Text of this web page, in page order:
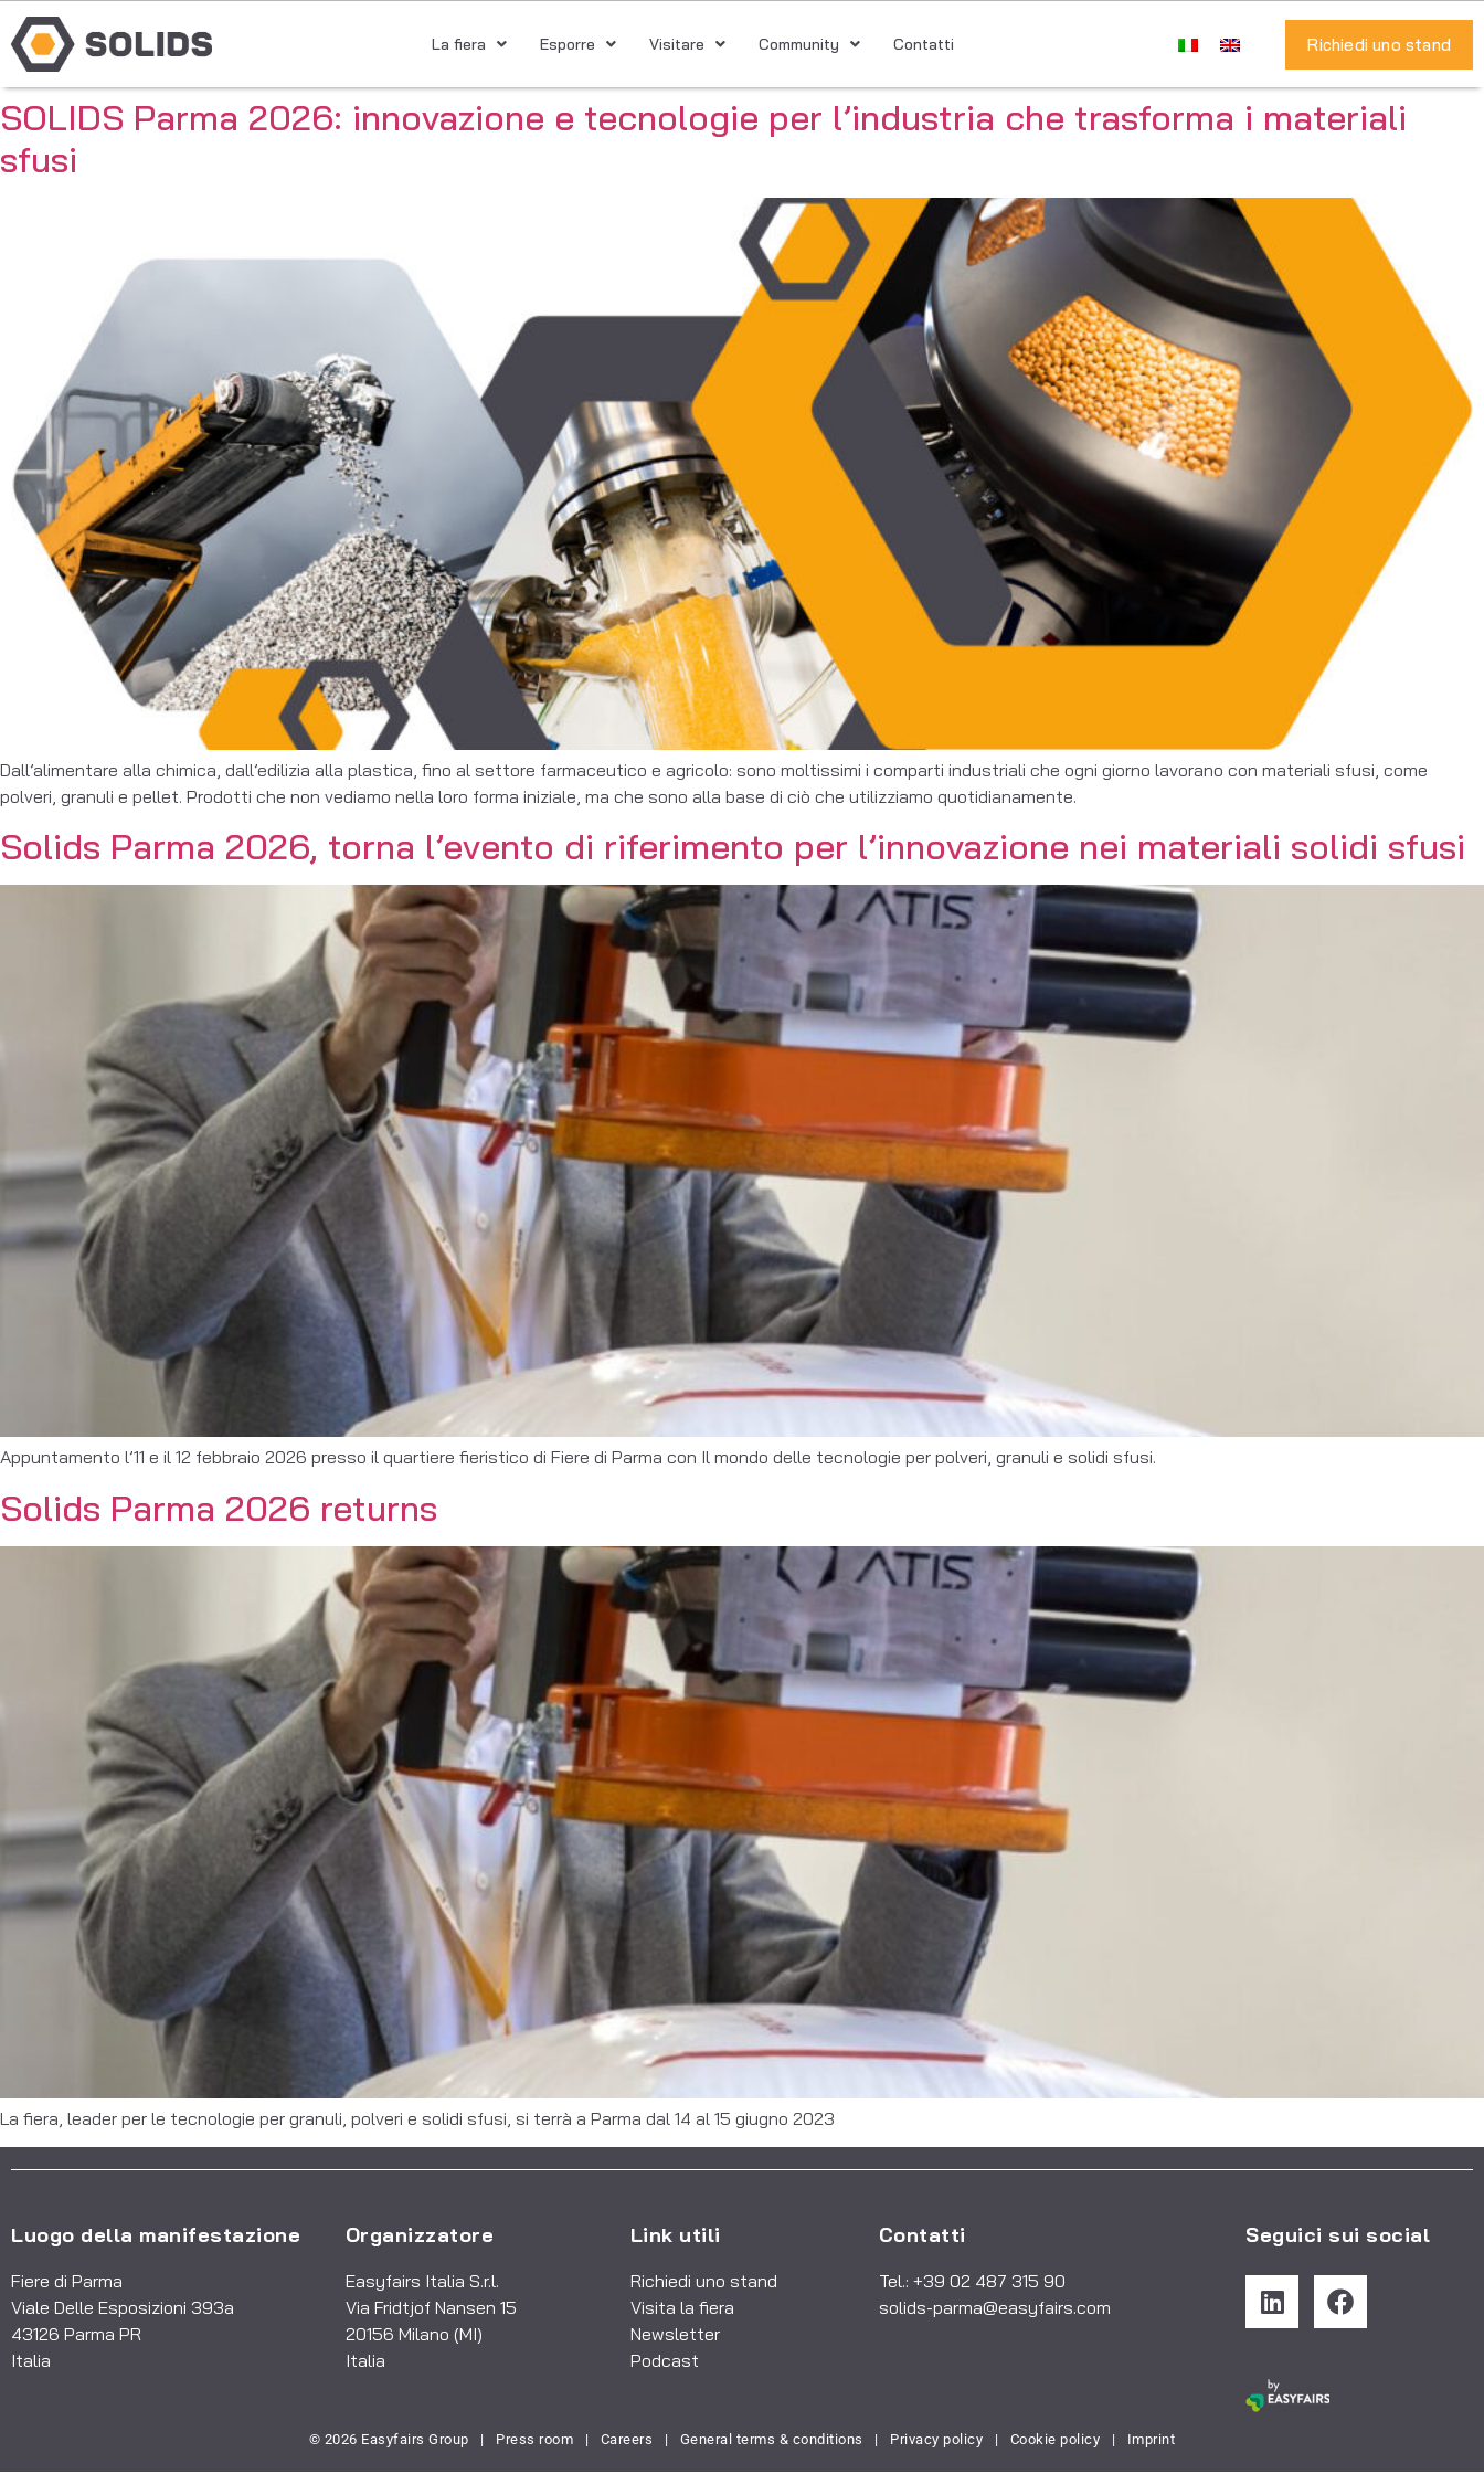
La fiera Esporre Visitare Community Contatti Richiedi uno stand
SOLIDS Parma 2026: innovazione e tecnologie per l’industria che trasforma i materiali
sfusi
Dall’alimentare alla chimica, dall’edilizia alla plastica, fino al settore farmaceutico e agricolo: sono moltissimi i comparti industriali che ogni giorno lavorano con materiali sfusi, come
polveri, granuli e pellet. Prodotti che non vediamo nella loro forma iniziale, ma che sono alla base di ciò che utilizziamo quotidianamente.
Solids Parma 2026, torna l’evento di riferimento per l’innovazione nei materiali solidi sfusi
Appuntamento l’11 e il 12 febbraio 2026 presso il quartiere fieristico di Fiere di Parma con Il mondo delle tecnologie per polveri, granuli e solidi sfusi.
Solids Parma 2026 returns
La fiera, leader per le tecnologie per granuli, polveri e solidi sfusi, si terrà a Parma dal 14 al 15 giugno 2023
Luogo della manifestazione
Fiere di Parma
Viale Delle Esposizioni 393a
43126 Parma PR
Italia
Organizzatore
Easyfairs Italia S.r.l.
Via Fridtjof Nansen 15
20156 Milano (MI)
Italia
Link utili
Richiedi uno stand
Visita la fiera
Newsletter
Podcast
Contatti
Tel.: +39 02 487 315 90
solids-parma@easyfairs.com
Seguici sui social
© 2026 Easyfairs Group | Press room | Careers | General terms & conditions | Privacy policy | Cookie policy | Imprint